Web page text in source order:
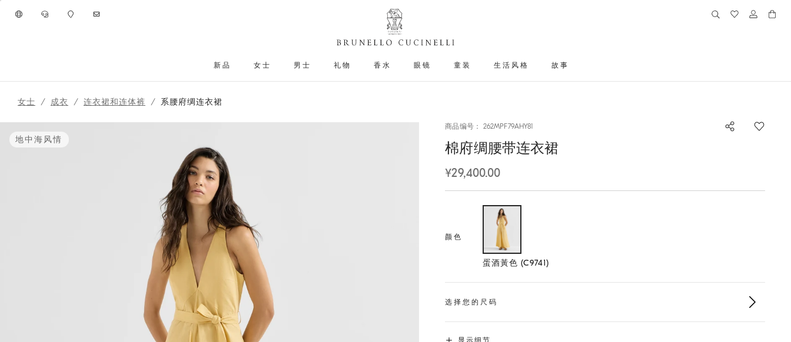
新品 女士 男士 礼物 香水 眼镜 童装 生活风格 故事
女士 成衣 连衣裙和连体裤 系腰府绸连衣裙
地中海风情
商品编号： 262MPF79AHY81
棉府绸腰带连衣裙
¥29,400.00
颜色
选择的尺码
蛋酒黃色 (C9741)
选择您的尺码